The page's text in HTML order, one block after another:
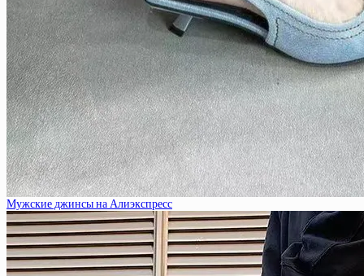
Мужские джинсы на Алиэкспресс